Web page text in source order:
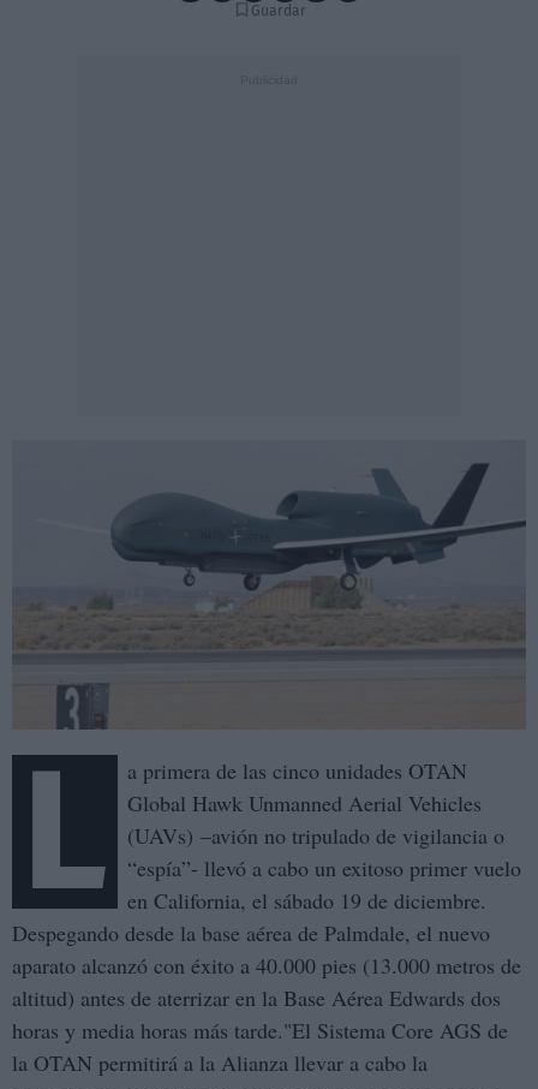
Guardar
L
a primera de las cinco unidades OTAN
Global Hawk Unmanned Aerial Vehicles
(UAVs) –avión no tripulado de vigilancia o
“espía”- llevó a cabo un exitoso primer vuelo
en California, el sábado 19 de diciembre.
Despegando desde la base aérea de Palmdale, el nuevo
aparato alcanzó con éxito a 40.000 pies (13.000 metros de
altitud) antes de aterrizar en la Base Aérea Edwards dos
horas y media horas más tarde."El Sistema Core AGS de
la OTAN permitirá a la Alianza llevar a cabo la